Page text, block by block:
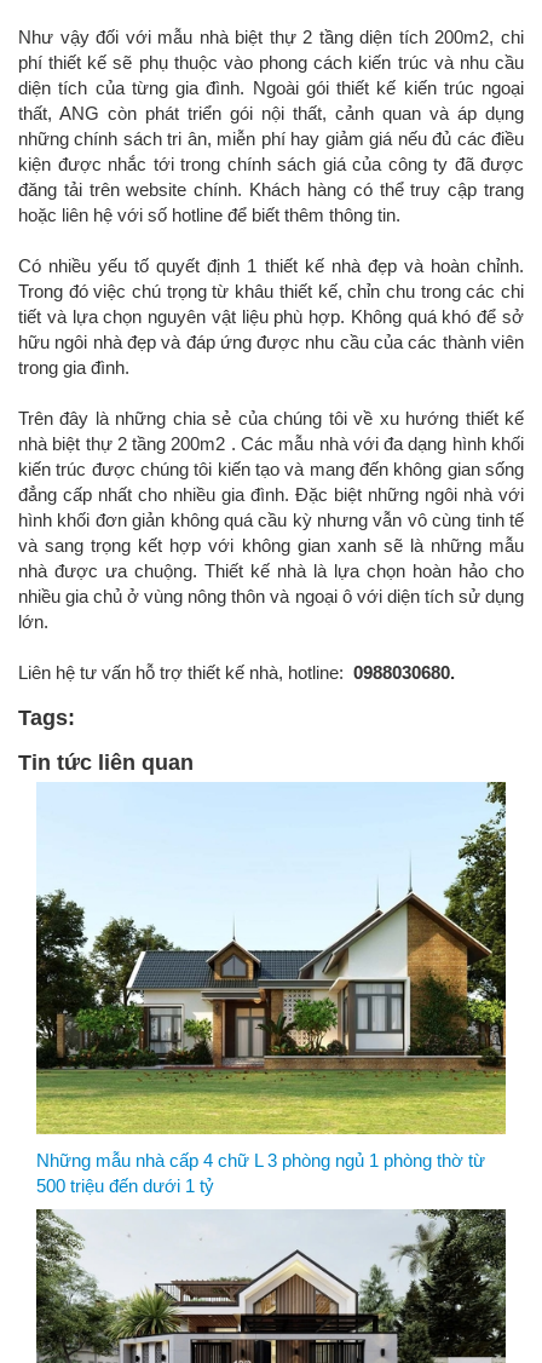
Như vậy đối với mẫu nhà biệt thự 2 tầng diện tích 200m2, chi
phí thiết kế sẽ phụ thuộc vào phong cách kiến trúc và nhu cầu
diện tích của từng gia đình. Ngoài gói thiết kế kiến trúc ngoại
thất, ANG còn phát triển gói nội thất, cảnh quan và áp dụng
những chính sách tri ân, miễn phí hay giảm giá nếu đủ các điều
kiện được nhắc tới trong chính sách giá của công ty đã được
đăng tải trên website chính. Khách hàng có thể truy cập trang
hoặc liên hệ với số hotline để biết thêm thông tin.
Có nhiều yếu tố quyết định 1 thiết kế nhà đẹp và hoàn chỉnh.
Trong đó việc chú trọng từ khâu thiết kế, chỉn chu trong các chi
tiết và lựa chọn nguyên vật liệu phù hợp. Không quá khó để sở
hữu ngôi nhà đẹp và đáp ứng được nhu cầu của các thành viên
trong gia đình.
Trên đây là những chia sẻ của chúng tôi về xu hướng thiết kế
nhà biệt thự 2 tầng 200m2 . Các mẫu nhà với đa dạng hình khối
kiến trúc được chúng tôi kiến tạo và mang đến không gian sống
đẳng cấp nhất cho nhiều gia đình. Đặc biệt những ngôi nhà với
hình khối đơn giản không quá cầu kỳ nhưng vẫn vô cùng tinh tế
và sang trọng kết hợp với không gian xanh sẽ là những mẫu
nhà được ưa chuộng. Thiết kế nhà là lựa chọn hoàn hảo cho
nhiều gia chủ ở vùng nông thôn và ngoại ô với diện tích sử dụng
lớn.
Liên hệ tư vấn hỗ trợ thiết kế nhà, hotline: 0988030680.
Tags:
Tin tức liên quan
Những mẫu nhà cấp 4 chữ L 3 phòng ngủ 1 phòng thờ từ
500 triệu đến dưới 1 tỷ